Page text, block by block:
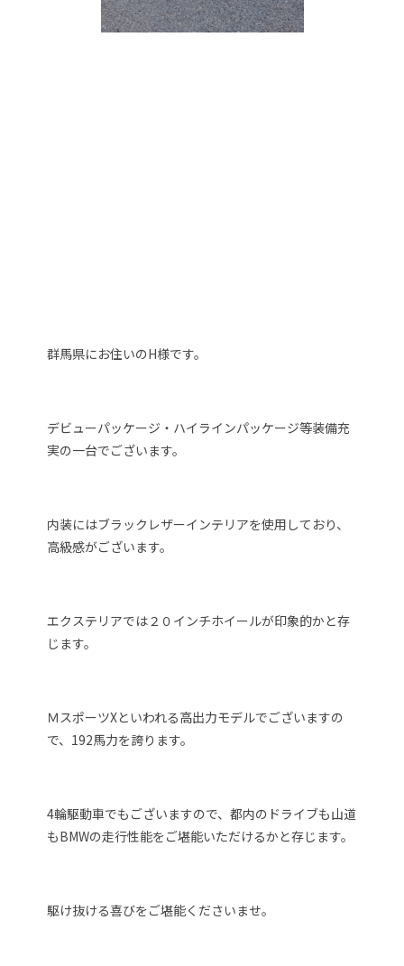
群馬県にお住いのH様です。
デビューパッケージ・ハイラインパッケージ等装備充
実の一台でございます。
内装にはブラックレザーインテリアを使用しており、
高級感がございます。
エクステリアでは２０インチホイールが印象的かと存
じます。
ＭスポーツXといわれる高出力モデルでございますの
で、192馬力を誇ります。
4輪駆動車でもございますので、都内のドライブも山道
もBMWの走行性能をご堪能いただけるかと存じます。
駆け抜ける喜びをご堪能くださいませ。